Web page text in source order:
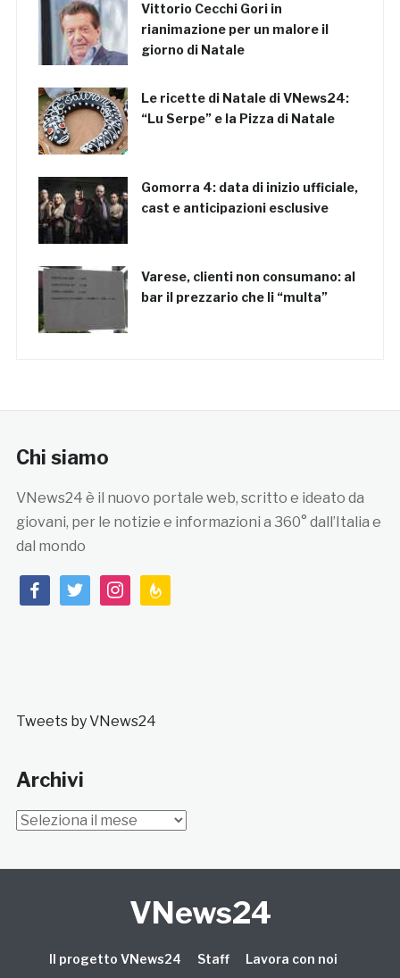
Vittorio Cecchi Gori in
rianimazione per un malore il
giorno di Natale
Le ricette di Natale di VNews24:
“Lu Serpe” e la Pizza di Natale
Gomorra 4: data di inizio ufficiale,
cast e anticipazioni esclusive
Varese, clienti non consumano: al
bar il prezzario che li “multa”
Chi siamo
VNews24 è il nuovo portale web, scritto e ideato da
giovani, per le notizie e informazioni a 360° dall’Italia e
dal mondo
facebooktwitterinstagramfeedburner
Tweets by VNews24
Archivi
Archivi
VNews24
Il progetto VNews24 Staff
Lavora con noi